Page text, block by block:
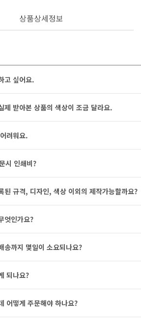
상품상세정보
고 싶어요.
제 받아본 상품의 색상이 조금 달라요.
려워요.
시 인쇄비?
된 규격, 디자인, 색상 이외의 제작가능할까요?
엇인가요?
송까지 몇일이 소요되나요?
되나요?
어떻게 주문해야 하나요?